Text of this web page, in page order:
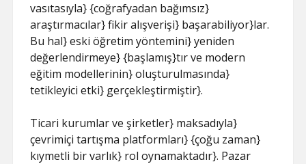
vasıtasıyla} {coğrafyadan bağımsız}
araştırmacılar} fikir alışverişi} başarabiliyor}lar.
Bu hal} eski öğretim yöntemini} yeniden
değerlendirmeye} {başlamış}tır ve modern
eğitim modellerinin} oluşturulmasında}
tetikleyici etki} gerçekleştirmiştir}.
Ticari kurumlar ve şirketler} maksadıyla}
çevrimiçi tartışma platformları} {çoğu zaman}
kıymetli bir varlık} rol oynamaktadır}. Pazar